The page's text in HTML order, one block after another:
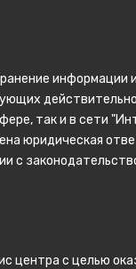
информации
так и в сети
юридическая
с
центра с целью